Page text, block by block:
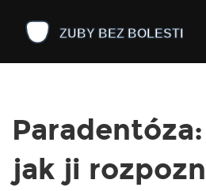
jak ji